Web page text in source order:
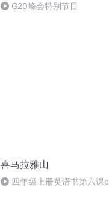
G20峰会特别节目
喜马拉雅山
四年级上册英语书第六课c